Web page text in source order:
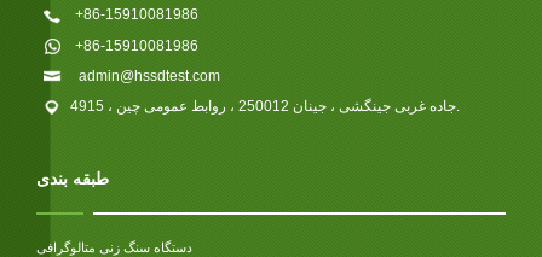
+86-15910081986
+86-15910081986
admin@hssdtest.com
4915 ، جاده غربی جینگشی ، جینان 250012 ، روابط عمومی چین.
طبقه بندی
دستگاه سنگ زنی متالوگرافی